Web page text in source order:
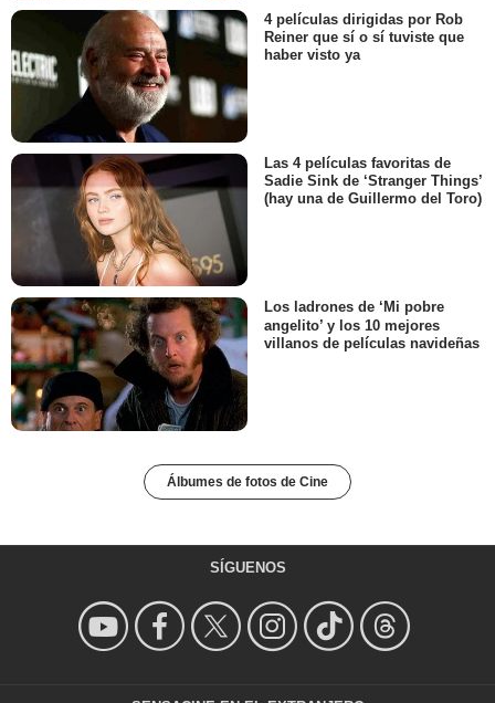
4 películas dirigidas por Rob
Reiner que sí o sí tuviste que
haber visto ya
Las 4 películas favoritas de
Sadie Sink de ‘Stranger Things’
(hay una de Guillermo del Toro)
Los ladrones de ‘Mi pobre
angelito’ y los 10 mejores
villanos de películas navideñas
Álbumes de fotos de Cine
SÍGUENOS